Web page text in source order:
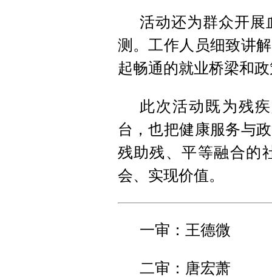
活动还为群众开展
测。工作人员细致讲
起畅通的就业桥梁和
此次活动既为残
台，也把健康服务与
残助残、平等融合的
会、实现价值。
一审：王德微
二审：唐宏萧